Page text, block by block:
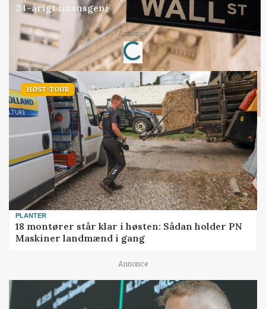
24-årigt finansgeni
Annonce
Loading...
HØST-TOUR
PLANTER
18 montører står klar i høsten: Sådan holder PN
Maskiner landmænd i gang
Annonce